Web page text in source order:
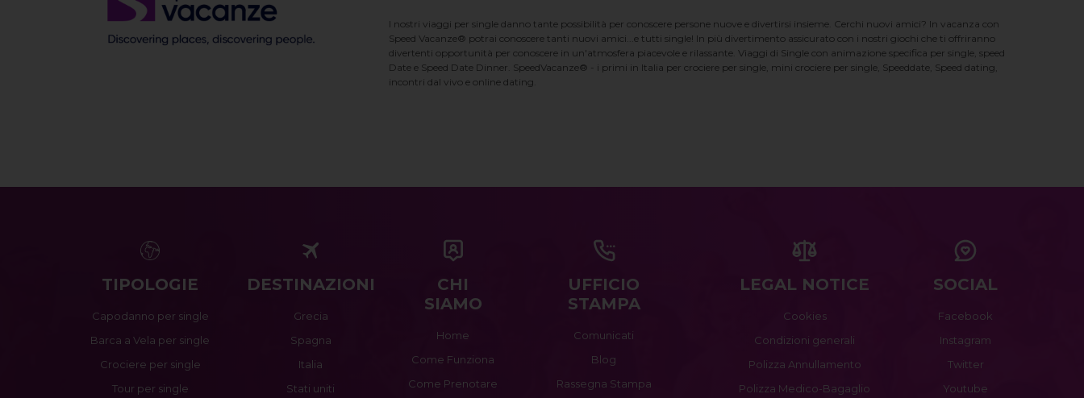
I nostri viaggi per single danno tante possibilità per conoscere persone nuove e divertirsi insieme. Cerchi nuovi amici? In vacanza con
Speed Vacanze® potrai conoscere tanti nuovi amici...e tutti single! In più divertimento assicurato con i nostri giochi che ti offriranno
divertenti opportunità per conoscere in un'atmosfera piacevole e rilassante. Viaggi di Single con animazione specifica per single, speed
Date e Speed Date Dinner. SpeedVacanze® - i primi in Italia per crociere per single, mini crociere per single, Speeddate, Speed dating,
incontri dal vivo e online dating.
TIPOLOGIE
Capodanno per single
Barca a Vela per single
Crociere per single
Tour per single
DESTINAZIONI
Grecia
Spagna
Italia
Stati uniti
CHI
SIAMO
Home
Come Funziona
Come Prenotare
UFFICIO
STAMPA
Comunicati
Blog
Rassegna Stampa
LEGAL NOTICE
Cookies
Condizioni generali
Polizza Annullamento
Polizza Medico-Bagaglio
SOCIAL
Facebook
Instagram
Twitter
Youtube